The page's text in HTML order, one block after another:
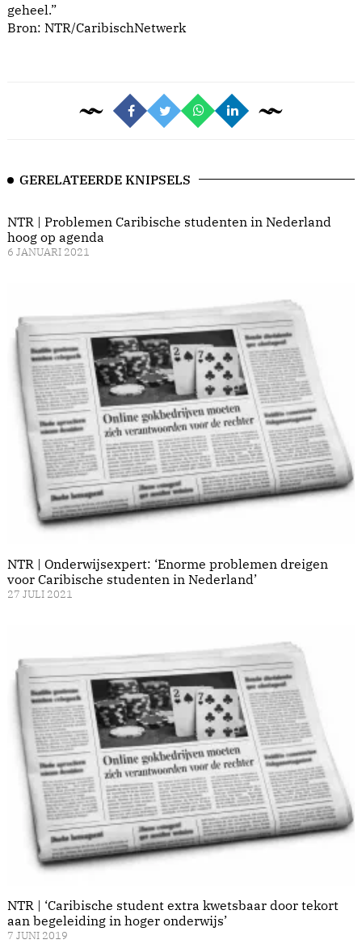
geheel.”
Bron: NTR/CaribischNetwerk
GERELATEERDE KNIPSELS
NTR | Problemen Caribische studenten in Nederland
hoog op agenda
6 JANUARI 2021
NTR | Onderwijsexpert: ‘Enorme problemen dreigen
voor Caribische studenten in Nederland’
27 JULI 2021
NTR | ‘Caribische student extra kwetsbaar door tekort
aan begeleiding in hoger onderwijs’
7 JUNI 2019